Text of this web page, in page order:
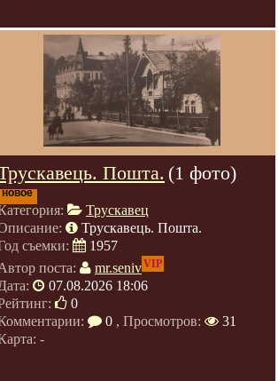
Пошта. (1 фото)
новое
Трускавец
Трускавець. Пошта.
съемки:
1957
поста:
mr.senivVIP
07.08.2026 18:06
0
0 , Просмотров:
31
-